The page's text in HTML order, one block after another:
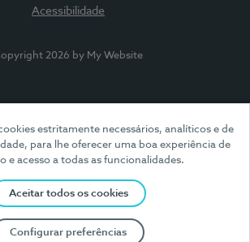
estritamente necessários, analíticos e de
para lhe oferecer uma boa experiência de
e acesso a todas as funcionalidades.
Aceitar todos os cookies
Configurar preferências
Acessibilidade
2026 by My Website